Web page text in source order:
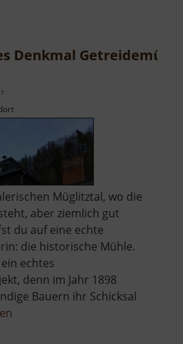
Denkmal
Müglitztal, wo die
aber ziemlich gut
du auf eine echte
die historische Mühle.
echtes
denn im Jahr 1898
Bauern ihr Schicksal